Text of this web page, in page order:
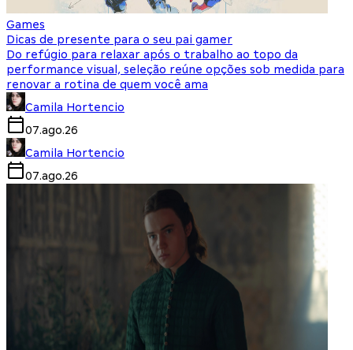
Games
Dicas de presente para o seu pai gamer
Do refúgio para relaxar após o trabalho ao topo da
performance visual, seleção reúne opções sob medida para
renovar a rotina de quem você ama
Camila Hortencio
07.ago.26
Camila Hortencio
07.ago.26